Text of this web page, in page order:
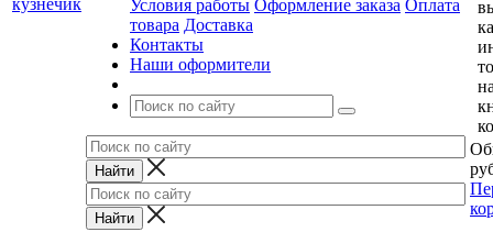
Условия работы Оформление заказа Оплата
товара Доставка
Контакты
Наши оформители